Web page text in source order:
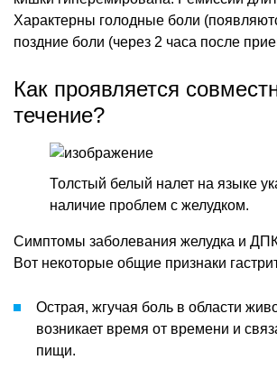
Характерны голодные боли
поздние боли (через 2 часа после
Как проявляется
течение?
Толстый белый налет на языке
наличие проблем с желудком.
Симптомы заболевания желудка и
Вот некоторые общие признаки
Острая, жгучая боль в области
возникает время от времени и
пищи.